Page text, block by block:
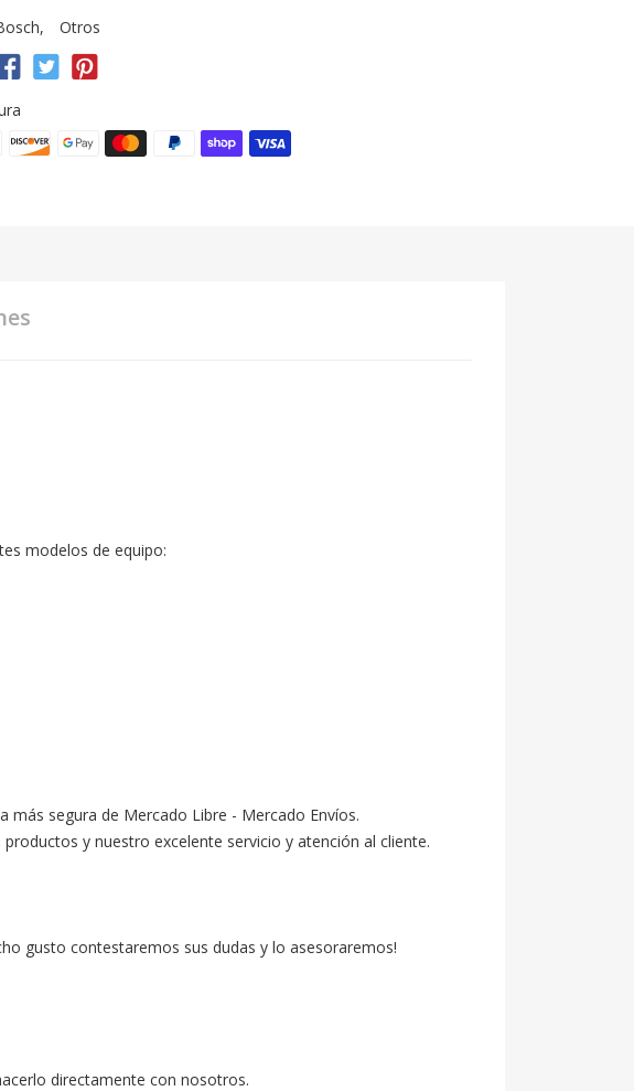
, Otros
modelos de equipo:
segura de Mercado Libre - Mercado Envíos.
y nuestro excelente servicio y atención al cliente.
gusto contestaremos sus dudas y lo asesoraremos!
directamente con nosotros.